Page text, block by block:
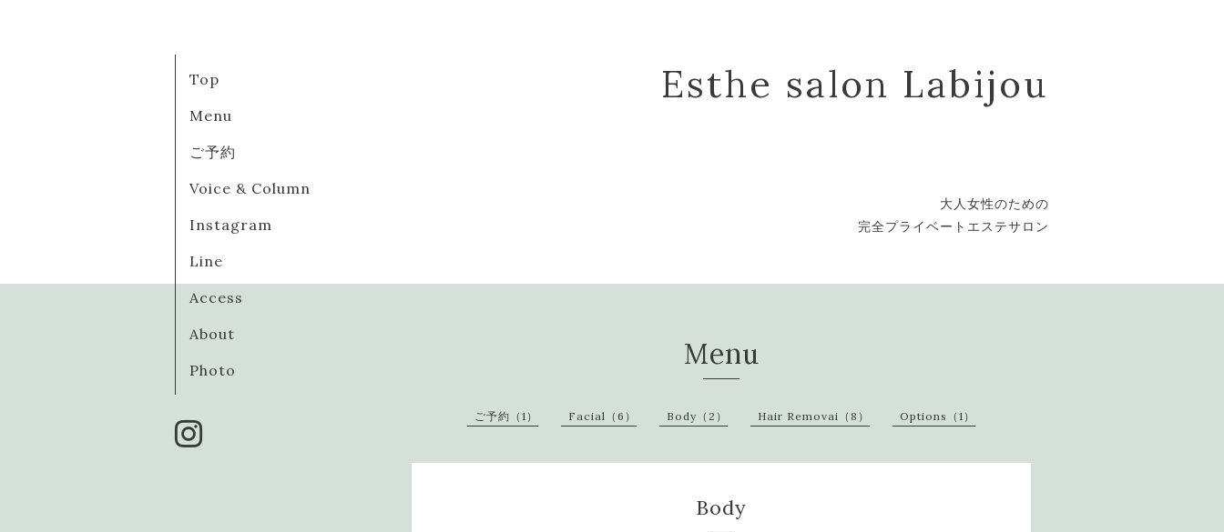
Esthe salon Labijou
大人女性のための
完全プライベートエステサロン
Top
Menu
ご予約
Voice & Column
Instagram
Line
Access
About
Photo
Menu
ご予約（1） Facial（6） Body（2） Hair Removai（8） Options（1）
Body